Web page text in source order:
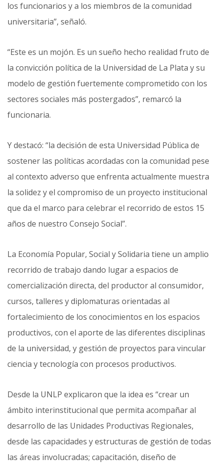
los funcionarios y a los miembros de la comunidad
universitaria”, señaló.
“Este es un mojón. Es un sueño hecho realidad fruto de
la convicción política de la Universidad de La Plata y su
modelo de gestión fuertemente comprometido con los
sectores sociales más postergados”, remarcó la
funcionaria.
Y destacó: “la decisión de esta Universidad Pública de
sostener las políticas acordadas con la comunidad pese
al contexto adverso que enfrenta actualmente muestra
la solidez y el compromiso de un proyecto institucional
que da el marco para celebrar el recorrido de estos 15
años de nuestro Consejo Social”.
La Economía Popular, Social y Solidaria tiene un amplio
recorrido de trabajo dando lugar a espacios de
comercialización directa, del productor al consumidor,
cursos, talleres y diplomaturas orientadas al
fortalecimiento de los conocimientos en los espacios
productivos, con el aporte de las diferentes disciplinas
de la universidad, y gestión de proyectos para vincular
ciencia y tecnología con procesos productivos.
Desde la UNLP explicaron que la idea es “crear un
ámbito interinstitucional que permita acompañar al
desarrollo de las Unidades Productivas Regionales,
desde las capacidades y estructuras de gestión de todas
las áreas involucradas; capacitación, diseño de